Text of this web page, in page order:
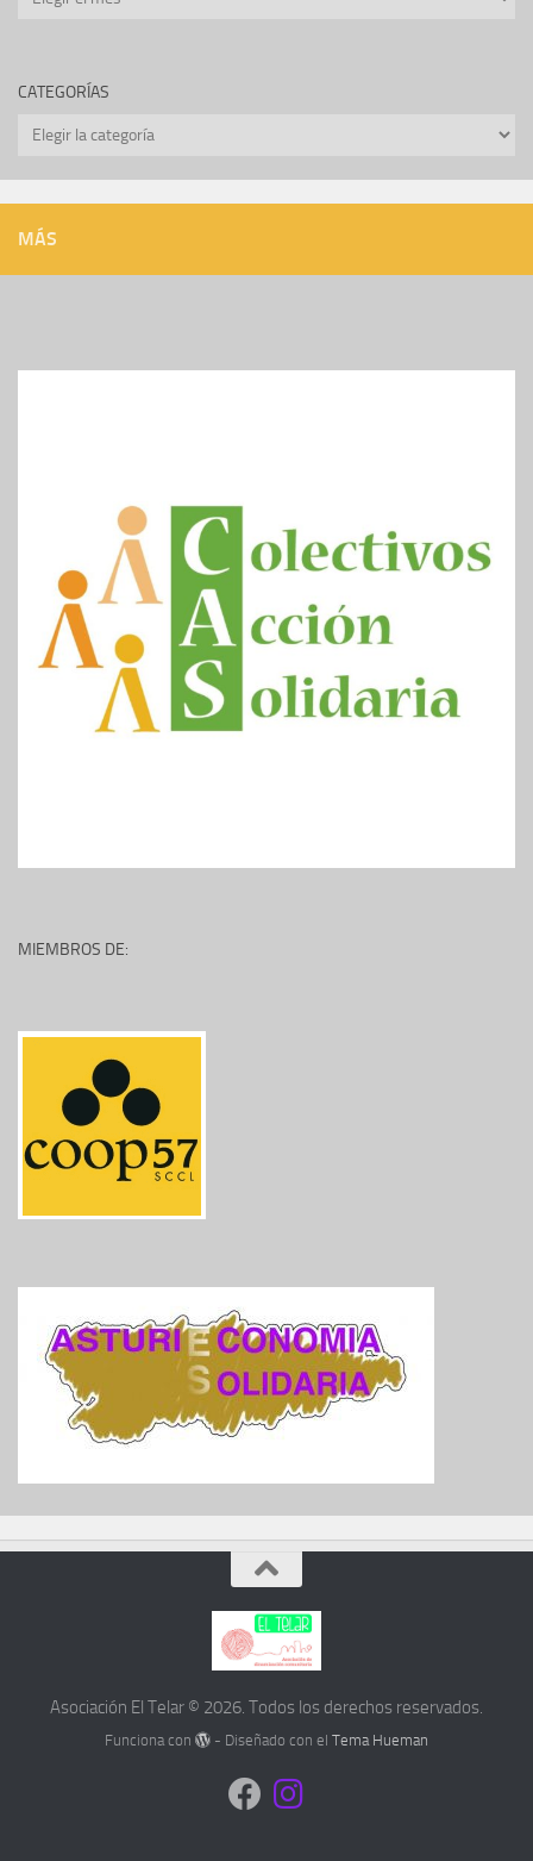
CATEGORÍAS
Categorías
MÁS
MIEMBROS DE:
Asociación El Telar © 2026. Todos los derechos reservados.
Funciona con - Diseñado con elTema Hueman